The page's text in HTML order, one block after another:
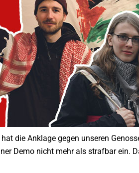
die Anklage gegen unseren
Demo nicht mehr als strafbar